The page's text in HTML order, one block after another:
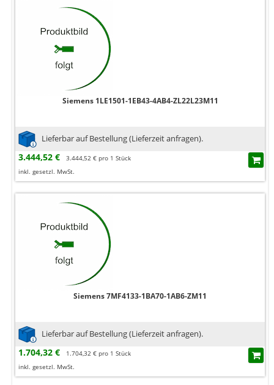
Siemens 1LE1501-1EB43-4AB4-ZL22L23M11
Lieferbar auf Bestellung (Lieferzeit anfragen).
3.444,52 €
3.444,52 € pro 1 Stück
inkl. gesetzl. MwSt.
Siemens 7MF4133-1BA70-1AB6-ZM11
Lieferbar auf Bestellung (Lieferzeit anfragen).
1.704,32 €
1.704,32 € pro 1 Stück
inkl. gesetzl. MwSt.